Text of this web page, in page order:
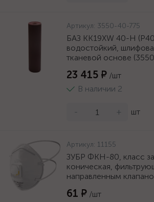
Артикул: 3550-40-775
БАЗ KK19XW 40-H
водостойкий,
тканевой основе
23 415 ₽ /шт
В наличии 2
- + шт
Артикул: 11155
ЗУБР ФКН-80, класс
коническая,
направленным
61 ₽ /шт